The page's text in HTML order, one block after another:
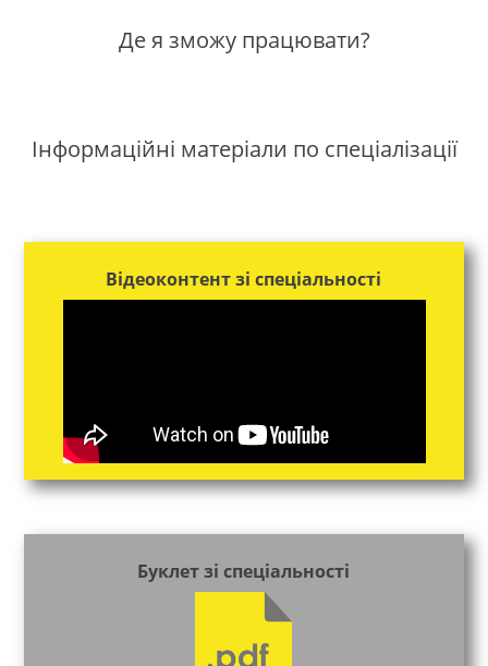
Де я зможу працювати?
Інформаційні матеріали по спеціалізації
Відеоконтент зі спеціальності
Буклет зі спеціальності